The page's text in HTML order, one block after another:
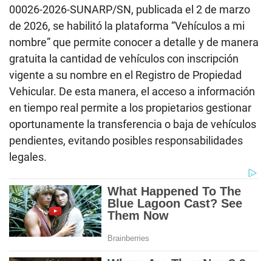
00026-2026-SUNARP/SN, publicada el 2 de marzo
de 2026, se habilitó la plataforma “Vehículos a mi
nombre” que permite conocer a detalle y de manera
gratuita la cantidad de vehículos con inscripción
vigente a su nombre en el Registro de Propiedad
Vehicular. De esta manera, el acceso a información
en tiempo real permite a los propietarios gestionar
oportunamente la transferencia o baja de vehículos
pendientes, evitando posibles responsabilidades
legales.